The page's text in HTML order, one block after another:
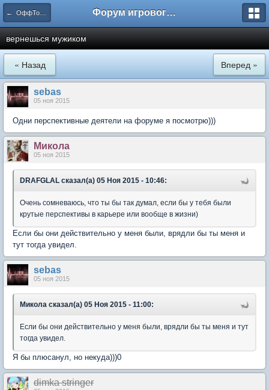
← ОффТопик Форум игрового проекта Riverrise
вернешься мужиком
« Назад Вперед »
sebas
05 ноя 2015
Одни перспективные деятели на форуме я посмотрю)))
Микола
05 ноя 2015
DRAFGLAL сказал(а) 05 Ноя 2015 - 10:46:
Очень сомневаюсь, что ты бы так думал, если бы у тебя были
крутые перспективы в карьере или вообще в жизни)
Если бы они действительно у меня были, врядли бы ты меня и
тут тогда увидел.
sebas
05 ноя 2015
Микола сказал(а) 05 Ноя 2015 - 11:00:
Если бы они действительно у меня были, врядли бы ты меня и тут
тогда увидел.
Я бы плюсанул, но некуда)))0
dimka stringer